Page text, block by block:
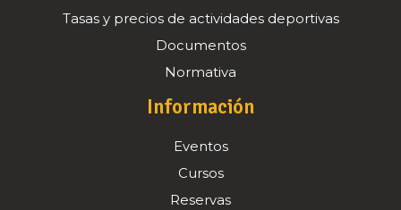
Tasas y precios de actividades deportivas
Documentos
Normativa
Información
Eventos
Cursos
Reservas